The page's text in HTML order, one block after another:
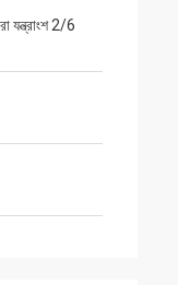
যন্ত্রাংশ 2/6